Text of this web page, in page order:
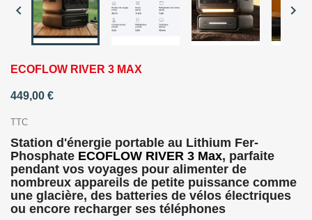
 
ECOFLOW RIVER 3 MAX
449,00 €
TTC
Station d'énergie portable au Lithium Fer-
Phosphate ECOFLOW RIVER 3 Max, parfaite
pendant vos voyages pour alimenter de
nombreux appareils de petite puissance comme
une glacière, des batteries de vélos électriques
ou encore recharger ses téléphones